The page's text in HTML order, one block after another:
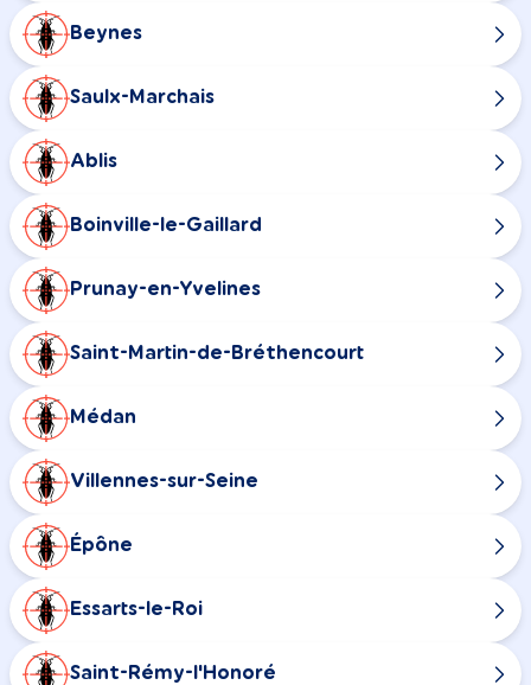
Beynes
Saulx-Marchais
Ablis
Boinville-le-Gaillard
Prunay-en-Yvelines
Saint-Martin-de-Bréthencourt
Médan
Villennes-sur-Seine
Épône
Essarts-le-Roi
Saint-Rémy-l'Honoré